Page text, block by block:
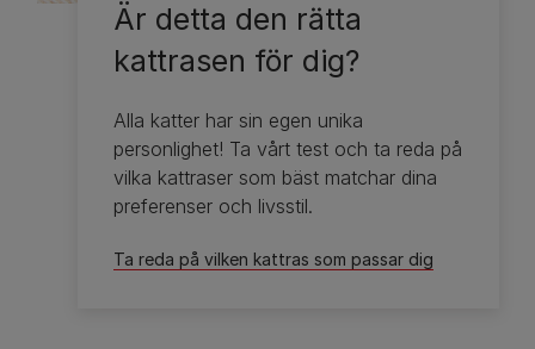
Är detta den rätta
kattrasen för dig?
Alla katter har sin egen unika
personlighet! Ta vårt test och ta reda på
vilka kattraser som bäst matchar dina
preferenser och livsstil.
Ta reda på vilken kattras som passar dig